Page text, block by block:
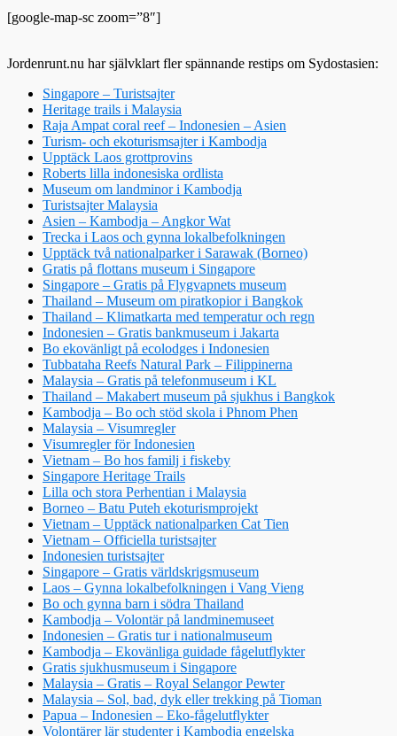
[google-map-sc zoom=”8″]
Jordenrunt.nu har självklart fler spännande restips om Sydostasien:
Singapore – Turistsajter
Heritage trails i Malaysia
Raja Ampat coral reef – Indonesien – Asien
Turism- och ekoturismsajter i Kambodja
Upptäck Laos grottprovins
Roberts lilla indonesiska ordlista
Museum om landminor i Kambodja
Turistsajter Malaysia
Asien – Kambodja – Angkor Wat
Trecka i Laos och gynna lokalbefolkningen
Upptäck två nationalparker i Sarawak (Borneo)
Gratis på flottans museum i Singapore
Singapore – Gratis på Flygvapnets museum
Thailand – Museum om piratkopior i Bangkok
Thailand – Klimatkarta med temperatur och regn
Indonesien – Gratis bankmuseum i Jakarta
Bo ekovänligt på ecolodges i Indonesien
Tubbataha Reefs Natural Park – Filippinerna
Malaysia – Gratis på telefonmuseum i KL
Thailand – Makabert museum på sjukhus i Bangkok
Kambodja – Bo och stöd skola i Phnom Phen
Malaysia – Visumregler
Visumregler för Indonesien
Vietnam – Bo hos familj i fiskeby
Singapore Heritage Trails
Lilla och stora Perhentian i Malaysia
Borneo – Batu Puteh ekoturismprojekt
Vietnam – Upptäck nationalparken Cat Tien
Vietnam – Officiella turistsajter
Indonesien turistsajter
Singapore – Gratis världskrigsmuseum
Laos – Gynna lokalbefolkningen i Vang Vieng
Bo och gynna barn i södra Thailand
Kambodja – Volontär på landminemuseet
Indonesien – Gratis tur i nationalmuseum
Kambodja – Ekovänliga guidade fågelutflykter
Gratis sjukhusmuseum i Singapore
Malaysia – Gratis – Royal Selangor Pewter
Malaysia – Sol, bad, dyk eller trekking på Tioman
Papua – Indonesien – Eko-fågelutflykter
Volontärer lär studenter i Kambodja engelska